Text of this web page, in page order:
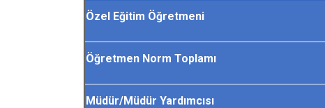
Özel Eğitim Öğretmeni
Öğretmen Norm Toplamı
Müdür/Müdür Yardımcısı